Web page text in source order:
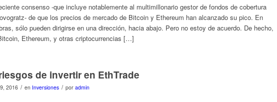
consenso -que incluye notablemente al multimillonario gestor de fondos de cobertura
de que los precios de mercado de Bitcoin y Ethereum han alcanzado su pico. En
sólo pueden dirigirse en una dirección, hacia abajo. Pero no estoy de acuerdo. De hecho,
Ethereum, y otras criptocurrencias […]
de invertir en EthTrade
2016 / en Inversiones / por admin